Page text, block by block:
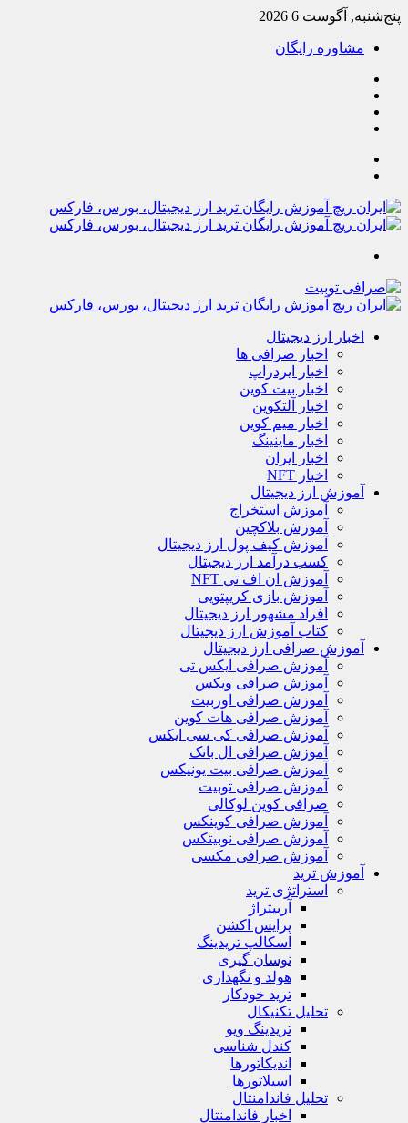
پنج‌شنبه, آگوست 6 2026
مشاوره رایگان
اخبار ارز دیجیتال
اخبار صرافی ها
اخبار ایردراپ
اخبار بیت کوین
اخبار آلتکوین
اخبار میم کوین
اخبار ماینینگ
اخبار ایران
اخبار NFT
آموزش ارز دیجیتال
آموزش استخراج
آموزش بلاکچین
آموزش کیف پول ارز دیجیتال
کسب درآمد ارز دیجیتال
آموزش ان اف تی NFT
آموزش بازی کریپتویی
افراد مشهور ارز دیجیتال
کتاب آموزش ارز دیجیتال
آموزش صرافی ارز دیجیتال
آموزش صرافی ایکس تی
آموزش صرافی ویکس
آموزش صرافی اوربیت
آموزش صرافی هات کوین
آموزش صرافی کی سی ایکس
آموزش صرافی ال بانک
آموزش صرافی بیت یونیکس
آموزش صرافی توبیت
صرافی کوین لوکالی
آموزش صرافی کوینکس
آموزش صرافی نوبیتکس
آموزش صرافی مکسی
آموزش ترید
استراتژی‌ ترید
آربیتراژ
پرایس اکشن
اسکالپ تریدینگ
نوسان گیری
هولد و نگهداری
ترید خودکار
تحلیل تکنیکال
تریدینگ ویو
کندل شناسی
اندیکاتورها
اسیلاتورها
تحلیل فاندامنتال
اخبار فاندامنتال